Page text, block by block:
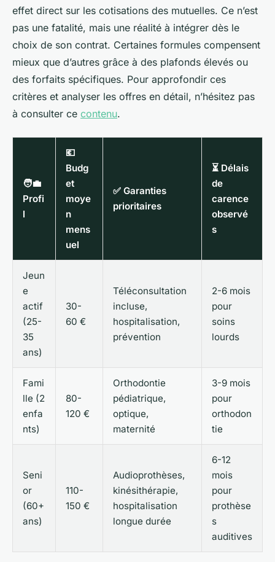
effet direct sur les cotisations des mutuelles. Ce n’est
pas une fatalité, mais une réalité à intégrer dès le
choix de son contrat. Certaines formules compensent
mieux que d’autres grâce à des plafonds élevés ou
des forfaits spécifiques. Pour approfondir ces
critères et analyser les offres en détail, n’hésitez pas
à consulter ce contenu.
🧑‍💼
Profi
l
💶
Budg
et
moye
n
mens
uel
✅ Garanties
prioritaires
⏳ Délais
de
carence
observé
s
Jeun
e
actif
(25-
35
ans)
30-
60 €
Téléconsultation
incluse,
hospitalisation,
prévention
2-6 mois
pour
soins
lourds
Fami
lle (2
enfa
nts)
80-
120 €
Orthodontie
pédiatrique,
optique,
maternité
3-9 mois
pour
orthodon
tie
Seni
or
(60+
ans)
110-
150 €
Audioprothèses,
kinésithérapie,
hospitalisation
longue durée
6-12
mois
pour
prothèse
s
auditives